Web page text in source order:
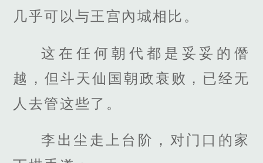
几乎可以与王宫內城相比。
这在任何朝代都是妥妥的僭
越，但斗天仙国朝政衰败，已经无
人去管这些了。
李出尘走上台阶，对门口的家